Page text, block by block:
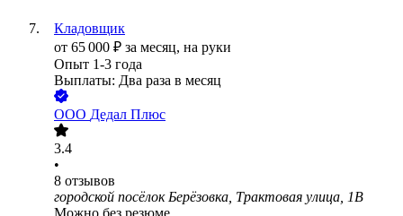
Кладовщик
от 65 000 ₽ за месяц, на руки
Опыт 1-3 года
Выплаты: Два раза в месяц
ООО Дедал Плюс
3.4
•
8 отзывов
городской посёлок Берёзовка, Трактовая улица, 1В